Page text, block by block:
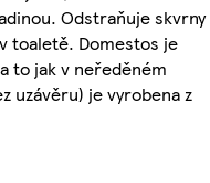
Odstraňuje skvrny
toaletě. Domestos je
to jak v neředěném
uzávěru) je vyrobena z